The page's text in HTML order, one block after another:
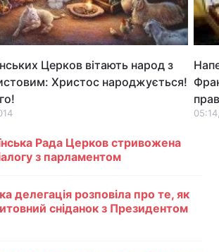
Статті
Церков вітають народ з
Христос народжується!
Рада Церков стривожена
з парламентом
делегація розповіла про те, як
сніданок з Президентом